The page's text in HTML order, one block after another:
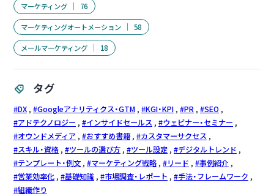
マーケティング 76
マーケティングオートメーション 58
メールマーケティング 18
タグ
DX Googleアナリティクス・GTM KGI・KPI PR
SEO
アドテクノロジー
インサイドセールス
ウェビナー・セミナー
オウンドメディア
おすすめ書籍
カスタマーサクセス
スキル・資格
ツールの選び方 ツール設定
デジタルトレンド
テンプレート・例文
マーケティング戦略 リード
事例紹介
営業効率化
基礎知識 市場調査・レポート
手法・フレームワーク
組織作り